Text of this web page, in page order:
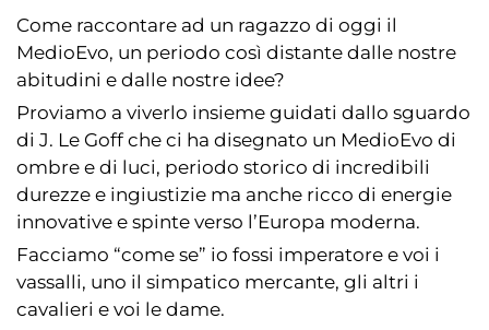
Come raccontare ad un ragazzo di oggi il
MedioEvo, un periodo così distante dalle nostre
abitudini e dalle nostre idee?
Proviamo a viverlo insieme guidati dallo sguardo
di J. Le Goff che ci ha disegnato un MedioEvo di
ombre e di luci, periodo storico di incredibili
durezze e ingiustizie ma anche ricco di energie
innovative e spinte verso l’Europa moderna.
Facciamo “come se” io fossi imperatore e voi i
vassalli, uno il simpatico mercante, gli altri i
cavalieri e voi le dame.